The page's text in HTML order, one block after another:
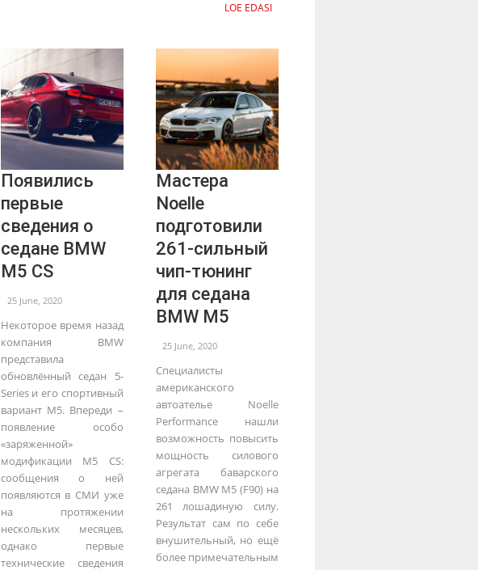
LOE EDASI
Появились
первые
сведения о
седане BMW
M5 CS
25 June, 2020
Некоторое время назад
компания BMW
представила
обновлённый седан 5-
Series и его спортивный
вариант М5. Впереди –
появление особо
«заряженной»
модификации M5 CS:
сообщения о ней
появляются в СМИ уже
на протяжении
нескольких месяцев,
однако первые
технические сведения
Мастера
Noelle
подготовили
261-сильный
чип-тюнинг
для седана
BMW M5
25 June, 2020
Специалисты
американского
автоателье Noelle
Performance нашли
возможность повысить
мощность силового
агрегата баварского
седана BMW M5 (F90) на
261 лошадиную силу.
Результат сам по себе
внушительный, но ещё
более примечательным